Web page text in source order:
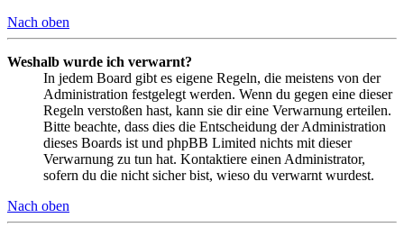
Nach oben
Weshalb wurde ich verwarnt?
In jedem Board gibt es eigene Regeln, die meistens von der
Administration festgelegt werden. Wenn du gegen eine dieser
Regeln verstoßen hast, kann sie dir eine Verwarnung erteilen.
Bitte beachte, dass dies die Entscheidung der Administration
dieses Boards ist und phpBB Limited nichts mit dieser
Verwarnung zu tun hat. Kontaktiere einen Administrator,
sofern du die nicht sicher bist, wieso du verwarnt wurdest.
Nach oben